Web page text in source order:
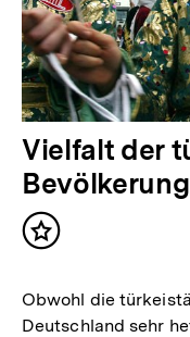
Vielfalt der
Inhalt
Obwohl die
Deutschland sehr